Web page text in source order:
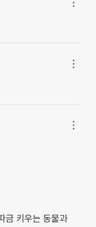
금 키우는 동물과